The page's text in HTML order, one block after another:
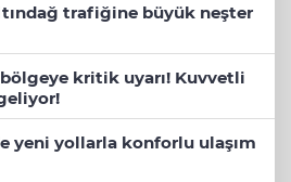
trafiğine büyük neşter
kritik uyarı! Kuvvetli
yeni yollarla konforlu ulaşım